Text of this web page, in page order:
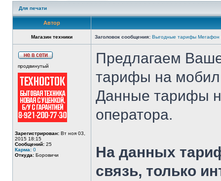
Для печати
Автор
Магазин техники Заголовок сообщения: Выгодные тарифы Мегафон
продвинутый
Зарегистрирован: Вт ноя 03,
2015 18:15
Сообщений: 25
Карма: 0
Откуда: Боровичи
Предлагаем
тарифы на
Данные тарифы
оператора.
На данных
связь, только